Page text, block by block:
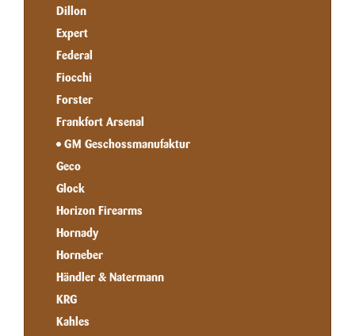
Dillon
Expert
Federal
Fiocchi
Forster
Frankfort Arsenal
GM Geschossmanufaktur
Geco
Glock
Horizon Firearms
Hornady
Horneber
Händler & Natermann
KRG
Kahles